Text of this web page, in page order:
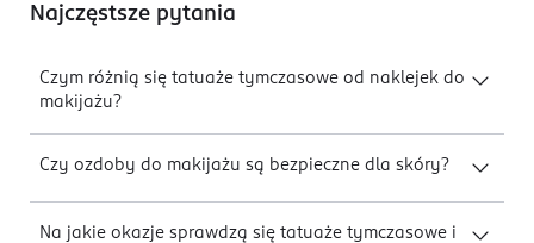
Najczęstsze pytania
Czym różnią się tatuaże tymczasowe od naklejek do
makijażu?
Czy ozdoby do makijażu są bezpieczne dla skóry?
Na jakie okazje sprawdzą się tatuaże tymczasowe i